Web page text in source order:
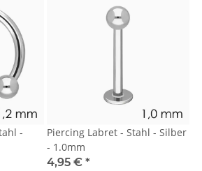
-
Piercing Labret - Stahl - Silber
- 1.0mm
4,95 € *